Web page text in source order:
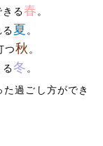
る春 。
夏 。
つ秋 。
冬 。
過ごし方ができ